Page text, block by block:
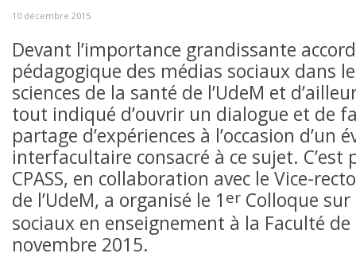
10 décembre 2015
Devant l’importance grandissante
pédagogique des médias sociaux dans
sciences de la santé de l’UdeM et
tout indiqué d’ouvrir un dialogue et de
partage d’expériences à l’occasion d’un
interfacultaire consacré à ce sujet. C’est
CPASS, en collaboration avec le Vice-
de l’UdeM, a organisé le 1 er Colloque
sociaux en enseignement à la Faculté
novembre 2015.